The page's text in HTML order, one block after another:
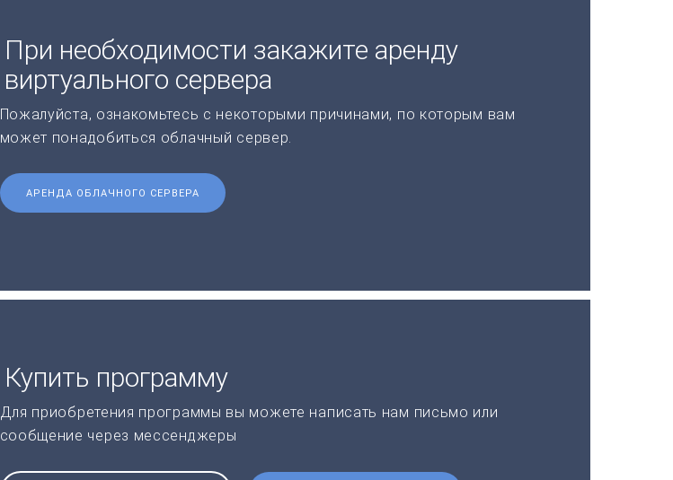
При необходимости закажите аренду
виртуального сервера
Пожалуйста, ознакомьтесь с некоторыми причинами, по которым вам
может понадобиться облачный сервер.
АРЕНДА ОБЛАЧНОГО СЕРВЕРА
Купить программу
Для приобретения программы вы можете написать нам письмо или
сообщение через мессенджеры